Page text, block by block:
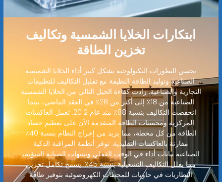
ابتكارات الخلايا الشمسية وتكاليف
تخزين الطاقة
تحسن التطورات التكنولوجية بشكل كبير أداء الخلايا الشمسية
الصناعية وتوليد الطاقة النظيفة مع تقليل التكاليف للتطبيقات
التجارية والصناعية. زادت كفاءة الجيل التالي من الخلايا الشمسية
الصناعية من 18٪ إلى أكثر من 28٪ في العقد الماضي، بينما
انخفضت التكاليف بنسبة 88٪ منذ عام 2012. تعمل العاكسات
المركزية ومحسنات الطاقة المتقدمة الآن على تعظيم حصاد
الطاقة من كل محطة، مما يزيد من إخراج النظام بنسبة 40٪
مقارنة بالعاكسات التقليدية. توفر أنظمة المراقبة الذكية
الصناعية بيانات أداء في الوقت الفعلي وتنبيهات الصيانة التنبؤية،
مما يقلل التكاليف التشغيلية بنسبة 45٪. يسمح تكامل تخزين
البطاريات في حاويات للمحطات الكهروضوئية بتوفير طاقة